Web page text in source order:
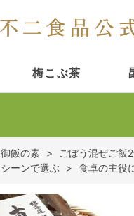
梅こぶ茶
御飯の素 >
ごぼう混ぜご飯
シーンで選ぶ > 食卓の主役